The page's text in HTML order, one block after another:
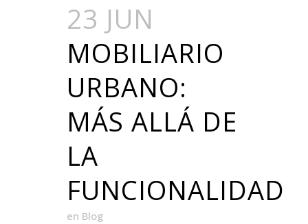
23 JUN
MOBILIARIO
URBANO:
MÁS ALLÁ DE
LA
FUNCIONALIDAD
en Blog